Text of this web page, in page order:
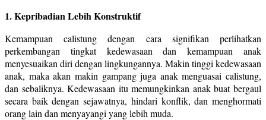
1. Kepribadian Lebih Konstruktif
Kemampuan calistung dengan cara signifikan perlihatkan
perkembangan tingkat kedewasaan dan kemampuan anak
menyesuaikan diri dengan lingkungannya. Makin tinggi kedewasaan
anak, maka akan makin gampang juga anak menguasai calistung,
dan sebaliknya. Kedewasaan itu memungkinkan anak buat bergaul
secara baik dengan sejawatnya, hindari konflik, dan menghormati
orang lain dan menyayangi yang lebih muda.